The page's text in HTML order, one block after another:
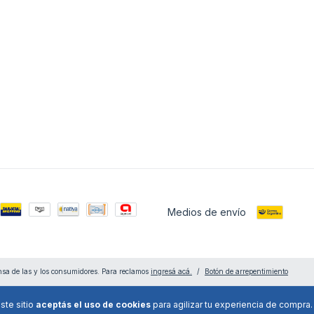
sitio aceptás el uso de cookiespara agilizar tu experiencia de compra.
Medios de envío
de las y los consumidores. Para reclamos ingresá acá. / Botón de arrepentimiento